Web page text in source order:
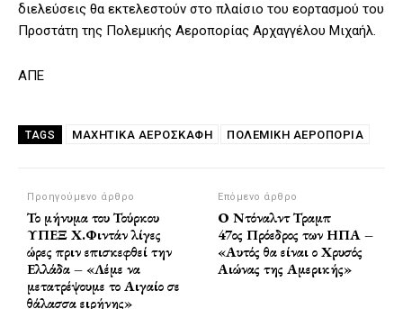
διελεύσεις θα εκτελεστούν στο πλαίσιο του εορτασμού του
Προστάτη της Πολεμικής Αεροπορίας Αρχαγγέλου Μιχαήλ.
ΑΠΕ
TAGS ΜΑΧΗΤΙΚΑ ΑΕΡΟΣΚΆΦΗ ΠΟΛΕΜΙΚΉ ΑΕΡΟΠΟΡΊΑ
Προηγούμενο άρθρο
Το μήνυμα του Τούρκου
ΥΠΕΞ Χ.Φιντάν λίγες
ώρες πριν επισκεφθεί την
Ελλάδα – «Λέμε να
μετατρέψουμε το Αιγαίο σε
θάλασσα ειρήνης»
Επόμενο άρθρο
Ο Ντόναλντ Τραμπ
47ος Πρόεδρος των ΗΠΑ –
«Αυτός θα είναι ο Χρυσός
Αιώνας της Αμερικής»